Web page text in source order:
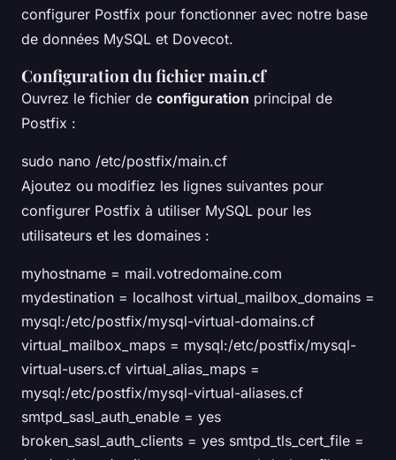
configurer Postfix pour fonctionner avec notre base
de données MySQL et Dovecot.
Configuration du fichier main.cf
Ouvrez le fichier de configuration principal de
Postfix :
sudo nano /etc/postfix/main.cf
Ajoutez ou modifiez les lignes suivantes pour
configurer Postfix à utiliser MySQL pour les
utilisateurs et les domaines :
myhostname = mail.votredomaine.com
mydestination = localhost virtual_mailbox_domains =
mysql:/etc/postfix/mysql-virtual-domains.cf
virtual_mailbox_maps = mysql:/etc/postfix/mysql-
virtual-users.cf virtual_alias_maps =
mysql:/etc/postfix/mysql-virtual-aliases.cf
smtpd_sasl_auth_enable = yes
broken_sasl_auth_clients = yes smtpd_tls_cert_file =